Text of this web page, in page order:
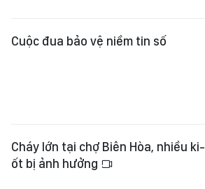
Cuộc đua bảo vệ niềm tin số
Cháy lớn tại chợ Biên Hòa, nhiều ki-
ốt bị ảnh hưởng